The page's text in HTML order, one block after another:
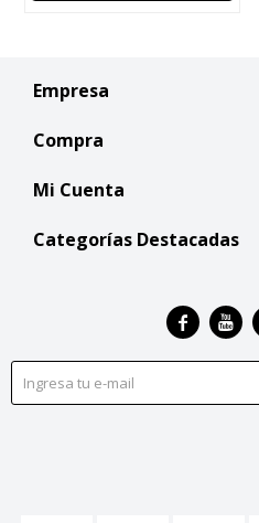
Empresa
Compra
Mi Cuenta
Categorías Destacadas
 